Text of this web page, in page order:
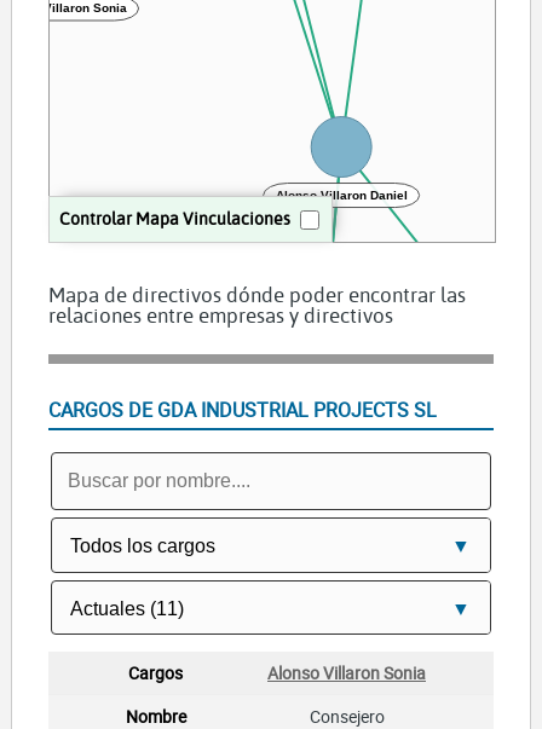
Controlar Mapa Vinculaciones
Alonso Villaron Daniel
RECUPERACIONES FERRICAS ASTURIANAS SL
GRUPO DA-ZEN SL
Mapa de directivos dónde poder encontrar las
relaciones entre empresas y directivos
CARGOS DE GDA INDUSTRIAL PROJECTS SL
Alonso Villaron Sonia
Consejero